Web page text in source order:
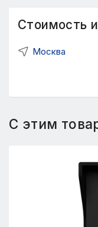
Стоимость
Москва
С этим